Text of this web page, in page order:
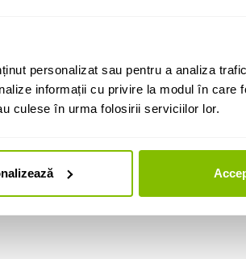
personalizat sau pentru a analiza
informații cu privire la modul în care
culese în urma folosirii serviciilor lor.